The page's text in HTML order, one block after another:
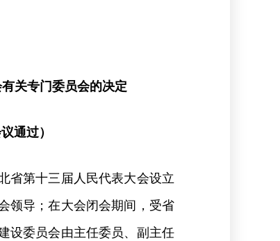
关专门委员会的决定
通过）
省第十三届人民代表大会设立
领导；在大会闭会期间，受省
设委员会由主任委员、副主任